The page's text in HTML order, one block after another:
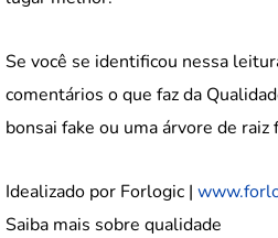
Se você se identificou nessa
comentários o que faz da
bonsai fake ou uma árvore de raiz
Idealizado por Forlogic |
Saiba mais sobre qualidade